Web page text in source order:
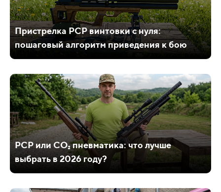
Пристрелка PCP винтовки с нуля:
пошаговый алгоритм приведения к бою
PCP или CO₂ пневматика: что лучше
выбрать в 2026 году?